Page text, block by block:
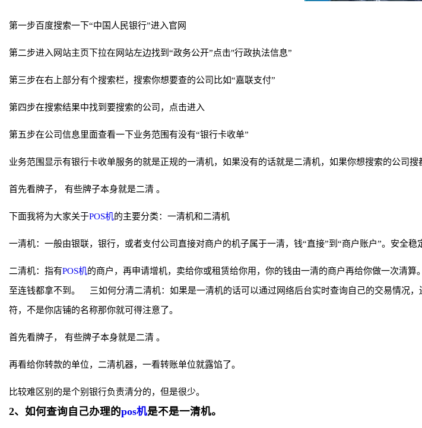
第一步百度搜索一下“中国人民银行”进入官网
第二步进入网站主页下拉在网站左边找到“政务公开”点击"行政执法信息”
第三步在右上部分有个搜索栏，搜索你想要查的公司比如“嘉联支付”
第四步在搜索结果中找到要搜索的公司，点击进入
第五步在公司信息里面查看一下业务范围有没有“银行卡收单”
业务范围显示有银行卡收单服务的就是正规的一清机，如果没有的话就是二清机，如果你想搜索的公司
首先看牌子， 有些牌子本身就是二清 。
下面我将为大家关于POS机的主要分类：一清机和二清机
一清机：一般由银联，银行，或者支付公司直接对商户的机子属于一清，钱“直接”到“商户账户”。安全稳
二清机：指有POS机的商户，再申请增机，卖给你或租赁给你用，你的钱由一清的商户再给你做一次清
至连钱都拿不到。 三如何分清二清机：如果是一清机的话可以通过网络后台实时查询自己的交易情况
符，不是你店铺的名称那你就可得注意了。
首先看牌子， 有些牌子本身就是二清 。
再看给你转款的单位，二清机器，一看转账单位就露馅了。
比较难区别的是个别银行负责清分的，但是很少。
2、如何查询自己办理的pos机是不是一清机。